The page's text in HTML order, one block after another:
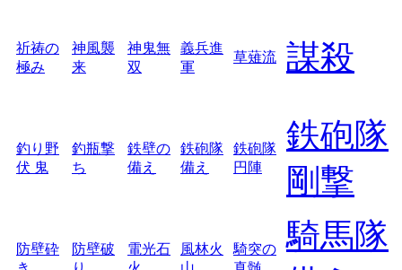
祈祷の
極み
神風襲
来
神鬼無
双
義兵進
軍
草薙流 謀殺
釣り野
伏 鬼
釣瓶撃
ち
鉄壁の
備え
鉄砲隊
備え
鉄砲隊
円陣
鉄砲隊
剛撃
防壁砕
防壁破
電光石
風林火
騎突の
騎馬隊